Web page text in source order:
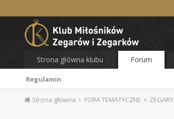
Strona główna klubu Forum
Regulamin
Strona główna FORA TEMATYCZNE ZEGARY